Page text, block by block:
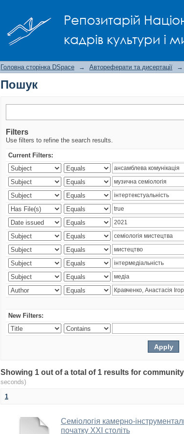
Репозитарій
кадрів культури і
Головна сторінка DSpace → Автореферати та дисертації →
Пошук
Filters
Use filters to refine the search results.
Current Filters:
New Filters:
Showing 1 out of a total of 1 results for
seconds)
1
Семіологія камерно-
початку ХХІ століть